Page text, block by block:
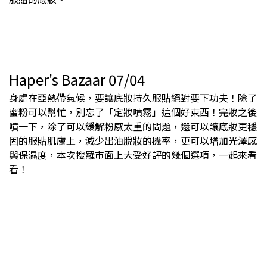
Haper's Bazaar 07/04
身處在亞熱帶氣候，要讓底妝持久服貼絕對要下功夫！除了
蜜粉可以幫忙，別忘了「定妝噴霧」這個好東西！完妝之後
噴一下，除了可以緩解粉感太重的問題，還可以讓底妝更穩
固的服貼肌膚上，減少出油脫妝的機率，更可以增加光澤感
與保濕度，本次搜羅市面上大受好評的幾個選項，一起來看
看！​